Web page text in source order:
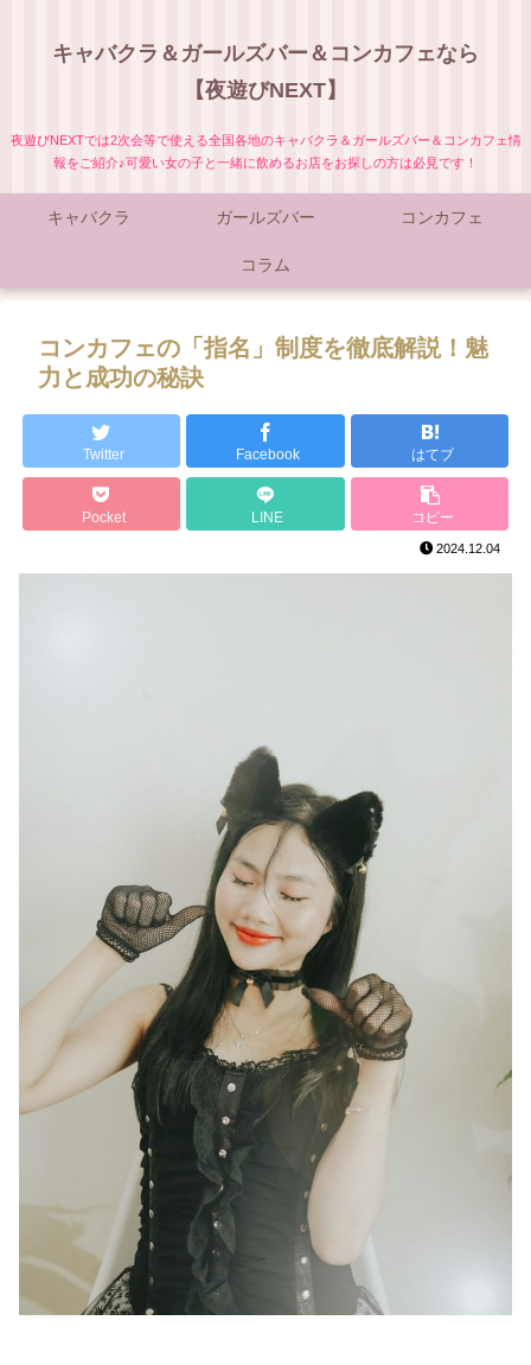
キャバクラ＆ガールズバー＆コンカフェなら
【夜遊びNEXT】
夜遊びNEXTでは2次会等で使える全国各地のキャバクラ＆ガールズバー＆コンカフェ情
報をご紹介♪可愛い女の子と一緒に飲めるお店をお探しの方は必見です！
キャバクラ ガールズバー コンカフェ
コラム
コンカフェの「指名」制度を徹底解説！魅
力と成功の秘訣
Twitter Facebook はてブ
Pocket LINE コピー
2024.12.04